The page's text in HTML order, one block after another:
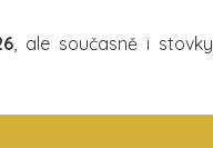
, ale současně i stovky